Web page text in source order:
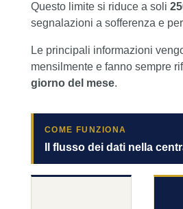
Questo limite si riduce a soli
segnalazioni a sofferenza e
Le principali informazioni
mensilmente e fanno sempre
giorno del mese.
COME FUNZIONA
Il flusso dei dati nella